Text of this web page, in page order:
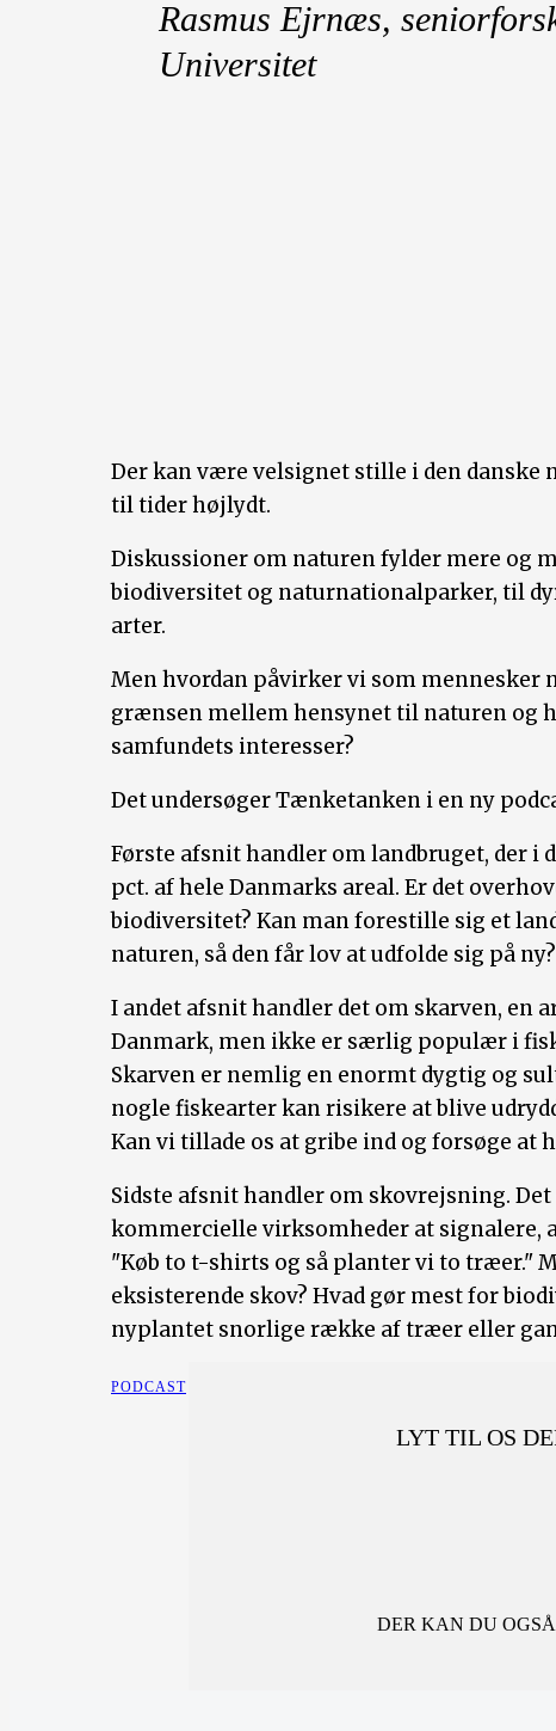
Rasmus Ejrnæs,
Universitet
Der kan være velsignet stille i den danske
til tider højlydt.
Diskussioner om naturen fylder mere og
biodiversitet og naturnationalparker, til
arter.
Men hvordan påvirker vi som mennesker
grænsen mellem hensynet til naturen og
samfundets interesser?
Det undersøger Tænketanken i en ny
Første afsnit handler om landbruget, der i
pct. af hele Danmarks areal. Er det
biodiversitet? Kan man forestille sig et
naturen, så den får lov at udfolde sig på ny?
I andet afsnit handler det om skarven, en
Danmark, men ikke er særlig populær i
Skarven er nemlig en enormt dygtig og
nogle fiskearter kan risikere at blive
Kan vi tillade os at gribe ind og forsøge at
Sidste afsnit handler om skovrejsning.
kommercielle virksomheder at signalere,
"Køb to t-shirts og så planter vi to træer."
eksisterende skov? Hvad gør mest for
nyplantet snorlige række af træer eller
PODCAST
LYT TIL OS
DER KAN DU